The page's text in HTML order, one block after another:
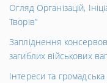
Огляд Організацій,
Творів”
Запліднення
загиблих військових
Інтереси та громадська